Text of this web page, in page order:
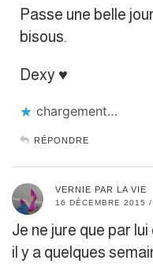
Passe une belle
bisous.
Dexy ♥︎
chargement…
RÉPONDRE
VERNIE PAR LA VIE
16 DÉCEMBRE 2015
Je ne jure que par
il y a quelques